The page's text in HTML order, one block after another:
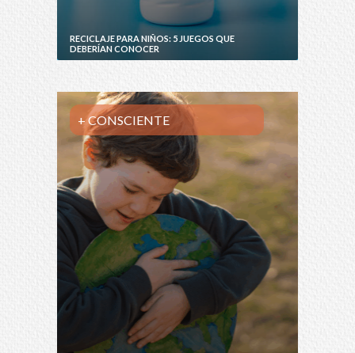
RECICLAJE PARA NIÑOS: 5 JUEGOS QUE
DEBERÍAN CONOCER
+ CONSCIENTE